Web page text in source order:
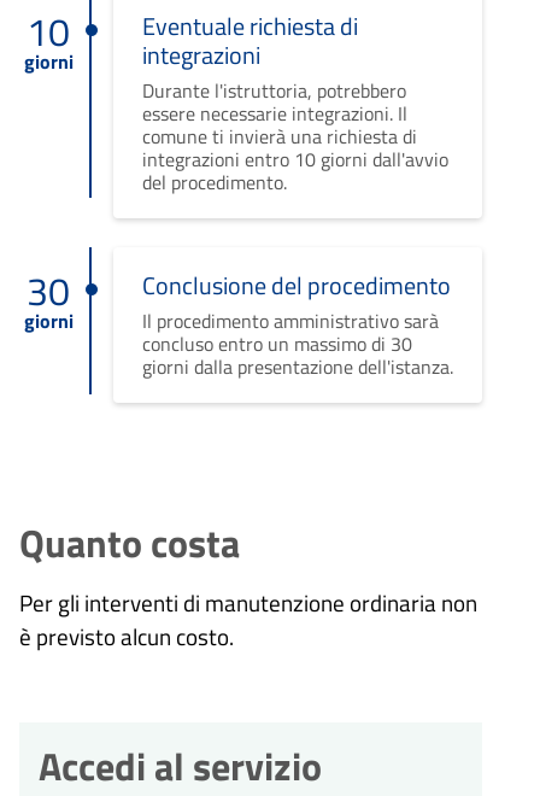
10
giorni
Eventuale richiesta di
integrazioni
Durante l'istruttoria, potrebbero
essere necessarie integrazioni. Il
comune ti invierà una richiesta di
integrazioni entro 10 giorni dall'avvio
del procedimento.
30
giorni
Conclusione del procedimento
Il procedimento amministrativo sarà
concluso entro un massimo di 30
giorni dalla presentazione dell'istanza.
Quanto costa
Per gli interventi di manutenzione ordinaria non
è previsto alcun costo.
Accedi al servizio